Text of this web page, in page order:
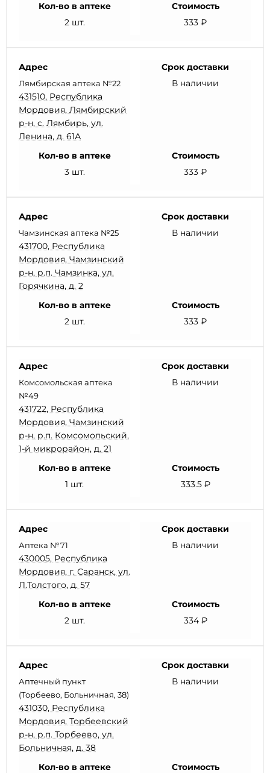
Кол-во в аптеке
2 шт.
Стоимость
333 ₽
Адрес
Лямбирская аптека №22
431510, Республика
Мордовия, Лямбирский
р-н, с. Лямбирь, ул.
Ленина, д. 61А
Срок доставки
В наличии
Кол-во в аптеке
3 шт.
Стоимость
333 ₽
Адрес
Чамзинская аптека №25
431700, Республика
Мордовия, Чамзинский
р-н, р.п. Чамзинка, ул.
Горячкина, д. 2
Срок доставки
В наличии
Кол-во в аптеке
2 шт.
Стоимость
333 ₽
Адрес
Комсомольская аптека
№49
431722, Республика
Мордовия, Чамзинский
р-н, р.п. Комсомольский,
1-й микрорайон, д. 21
Срок доставки
В наличии
Кол-во в аптеке
1 шт.
Стоимость
333.5 ₽
Адрес
Аптека №71
430005, Республика
Мордовия, г. Саранск, ул.
Л.Толстого, д. 57
Срок доставки
В наличии
Кол-во в аптеке
2 шт.
Стоимость
334 ₽
Адрес
Аптечный пункт
(Торбеево, Больничная, 38)
431030, Республика
Мордовия, Торбеевский
р-н, р.п. Торбеево, ул.
Больничная, д. 38
Срок доставки
В наличии
Кол-во в аптеке
Стоимость